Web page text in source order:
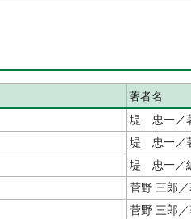
著者名
堤 忠一／
堤 忠一／
堤 忠一／
菅野 三郎
菅野 三郎